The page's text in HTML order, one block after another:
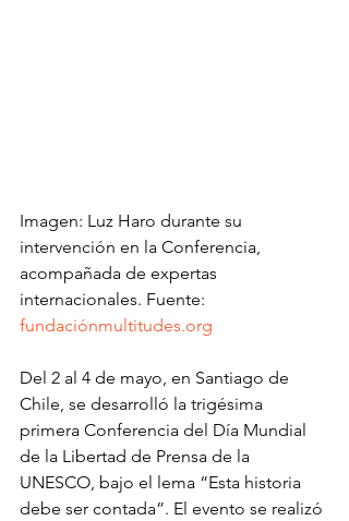
Imagen: Luz Haro durante su
intervención en la Conferencia,
acompañada de expertas
internacionales. Fuente:
fundaciónmultitudes.org
Del 2 al 4 de mayo, en Santiago de
Chile, se desarrolló la trigésima
primera Conferencia del Día Mundial
de la Libertad de Prensa de la
UNESCO, bajo el lema “Esta historia
debe ser contada”. El evento se realizó